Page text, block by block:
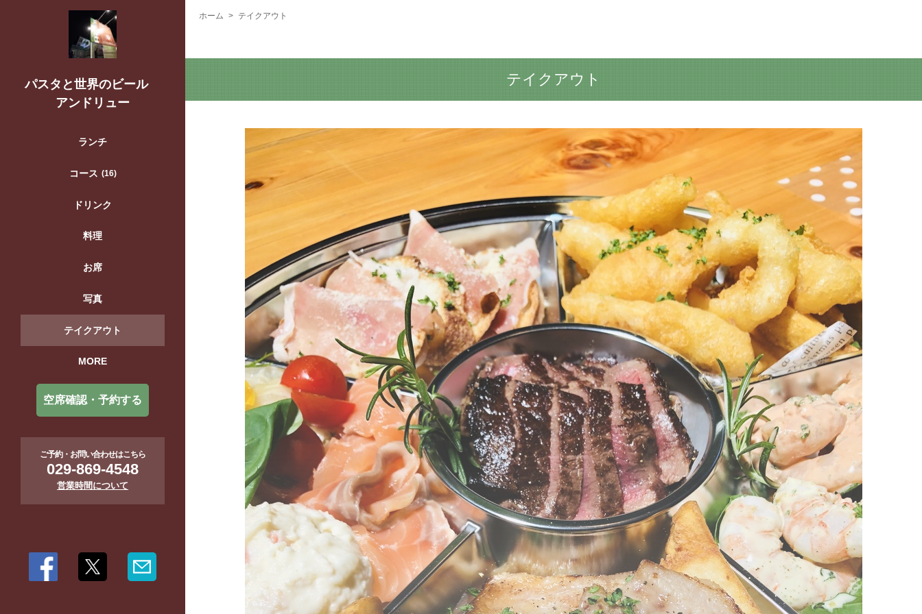
パスタと世界のビール
アンドリュー
ランチ
コース (16)
ドリンク
料理
お席
写真
テイクアウト
MORE
空席確認・予約する
ご予約・お問い合わせはこちら
029-869-4548
営業時間について
ホーム テイクアウト
テイクアウト